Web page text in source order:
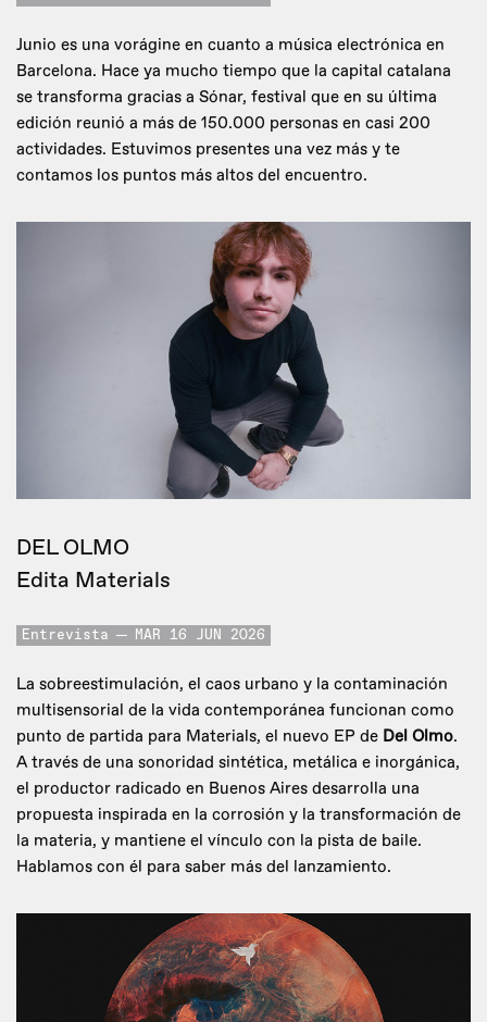
Junio es una vorágine en cuanto a música electrónica en
Barcelona. Hace ya mucho tiempo que la capital catalana
se transforma gracias a Sónar, festival que en su última
edición reunió a más de 150.000 personas en casi 200
actividades. Estuvimos presentes una vez más y te
contamos los puntos más altos del encuentro.
DEL OLMO
Edita Materials
Entrevista MAR 16 JUN 2026
La sobreestimulación, el caos urbano y la contaminación
multisensorial de la vida contemporánea funcionan como
punto de partida para Materials, el nuevo EP de Del Olmo.
A través de una sonoridad sintética, metálica e inorgánica,
el productor radicado en Buenos Aires desarrolla una
propuesta inspirada en la corrosión y la transformación de
la materia, y mantiene el vínculo con la pista de baile.
Hablamos con él para saber más del lanzamiento.